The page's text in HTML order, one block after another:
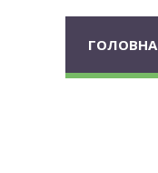
ГОЛОВНА